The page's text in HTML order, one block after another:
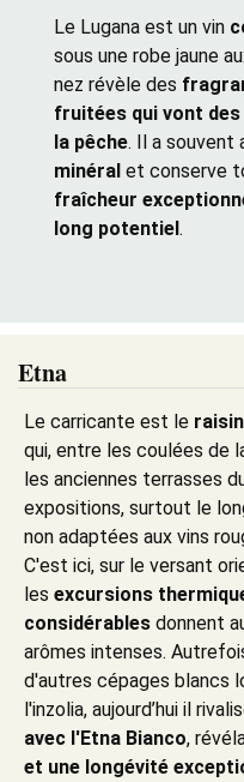
Le Lugana est un vin
sous une robe jaune
nez révèle des
fruitées qui vont
la pêche. Il a souvent
minéral et conserve
fraîcheur
long potentiel.
Etna
Le carricante est le
qui, entre les coulées de
les anciennes terrasses
expositions, surtout le
non adaptées aux vins
C'est ici, sur le versant
les excursions
considérables donnent
arômes intenses.
d'autres cépages blancs
l'inzolia, aujourd’hui il
avec l'Etna Bianco,
et une longévité